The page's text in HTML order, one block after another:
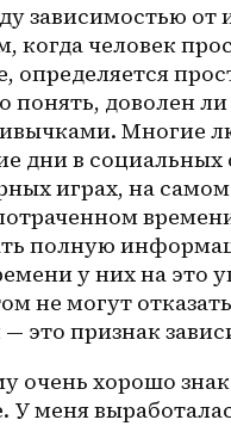
зависимостью от
когда человек
определяется
понять, доволен
Многие
дни в социальных
играх, на
полную
у них на это
не могут
— это признак
очень хорошо
меня